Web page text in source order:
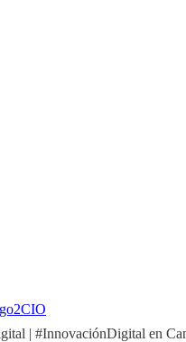
| #InnovaciónDigital en